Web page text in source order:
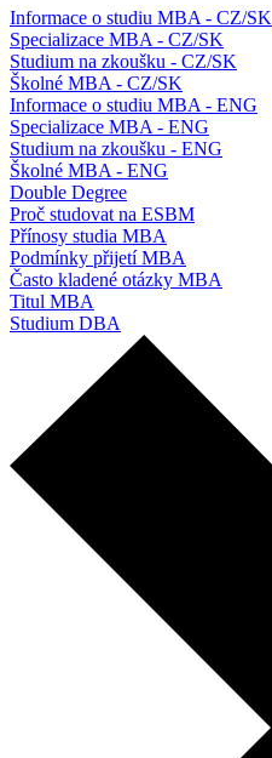
Informace o studiu MBA - CZ/SK
Specializace MBA - CZ/SK
Studium na zkoušku - CZ/SK
Školné MBA - CZ/SK
Informace o studiu MBA - ENG
Specializace MBA - ENG
Studium na zkoušku - ENG
Školné MBA - ENG
Double Degree
Proč studovat na ESBM
Přínosy studia MBA
Podmínky přijetí MBA
Často kladené otázky MBA
Titul MBA
Studium DBA